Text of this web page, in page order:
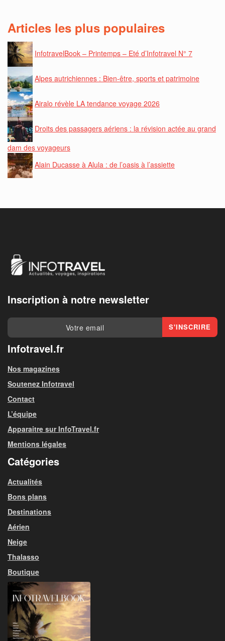
Articles les plus populaires
InfotravelBook – Printemps – Eté d’Infotravel N° 7
Alpes autrichiennes : Bien-être, sports et patrimoine
Airalo révèle LA tendance voyage 2026
Droits des passagers aériens : la révision actée au grand
dam des voyageurs
Alain Ducasse à Alula : de l’oasis à l’assiette
Inscription à notre newsletter
Infotravel.fr
Nos magazines
Soutenez Infotravel
Contact
L’équipe
Apparaitre sur InfoTravel.fr
Mentions légales
Catégories
Actualités
Bons plans
Destinations
Aérien
Neige
Thalasso
Boutique